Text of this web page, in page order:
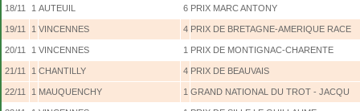
18/11 1 AUTEUIL 6 PRIX MARC ANTONY
19/11 1 VINCENNES 4 PRIX DE BRETAGNE-AMERIQUE RACE
20/11 1 VINCENNES 1 PRIX DE MONTIGNAC-CHARENTE
21/11 1 CHANTILLY 4 PRIX DE BEAUVAIS
22/11 1 MAUQUENCHY 1 GRAND NATIONAL DU TROT - JACQU